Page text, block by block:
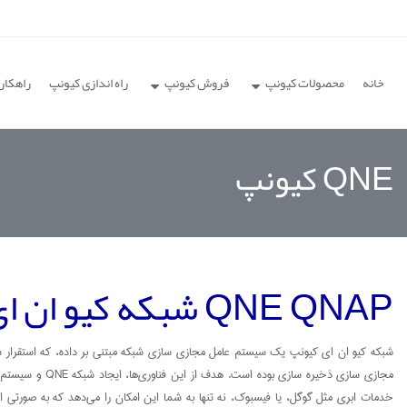
خانه محصولات کیونپ فروش کیونپ راه اندازی کیونپ
QNE کیونپ
QNE QNAP شبکه کیو ان ای کیونپ